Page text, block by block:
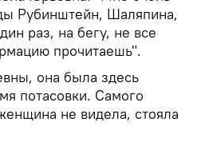
Рубинштейн, Шаляпина,
раз, на бегу, не все
прочитаешь".
она была здесь
потасовки. Самого
не видела, стояла